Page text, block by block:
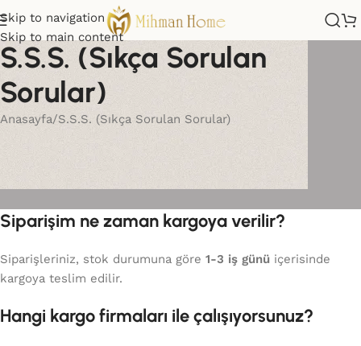
Skip to navigation
Skip to main content
S.S.S. (Sıkça Sorulan
Sorular)
Anasayfa S.S.S. (Sıkça Sorulan Sorular)
Siparişim ne zaman kargoya verilir?
Siparişleriniz, stok durumuna göre 1-3 iş günü içerisinde
kargoya teslim edilir.
Hangi kargo firmaları ile çalışıyorsunuz?